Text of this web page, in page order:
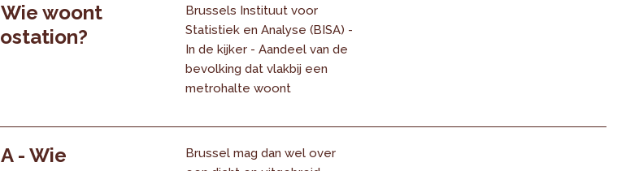
woont
Brussels Instituut voor
Statistiek en Analyse (BISA) -
In de kijker - Aandeel van de
bevolking dat vlakbij een
metrohalte woont
- Wie
Brussel mag dan wel over